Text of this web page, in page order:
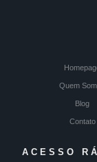
Quem
Blog
Contato
ACESSO